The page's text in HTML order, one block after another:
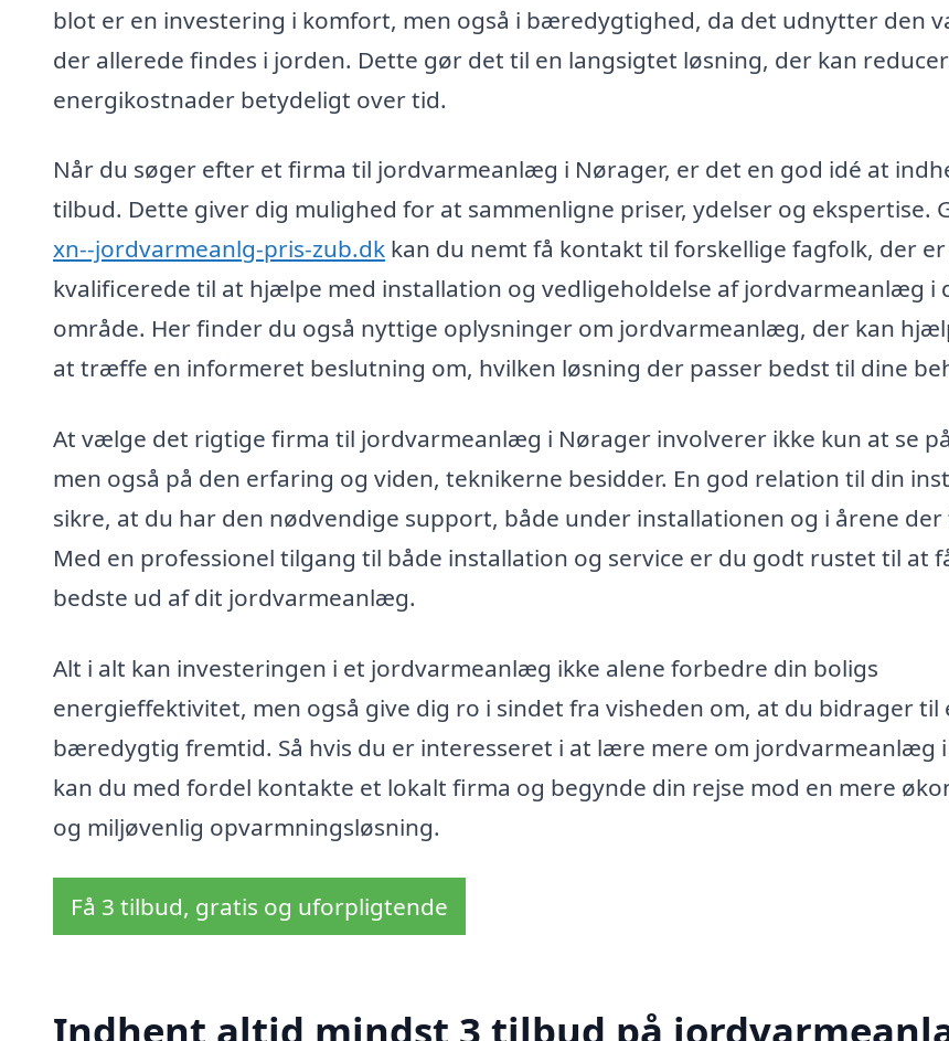
blot er en investering i komfort, men også i bæredygtighed, da det udnytter den
der allerede findes i jorden. Dette gør det til en langsigtet løsning, der kan
energikostnader betydeligt over tid.
Når du søger efter et firma til jordvarmeanlæg i Nørager, er det en god idé at
tilbud. Dette giver dig mulighed for at sammenligne priser, ydelser og ekspertise.
xn--jordvarmeanlg-pris-zub.dk kan du nemt få kontakt til forskellige fagfolk, der
kvalificerede til at hjælpe med installation og vedligeholdelse af jordvarmeanlæg i
område. Her finder du også nyttige oplysninger om jordvarmeanlæg, der kan
at træffe en informeret beslutning om, hvilken løsning der passer bedst til dine
At vælge det rigtige firma til jordvarmeanlæg i Nørager involverer ikke kun at se
men også på den erfaring og viden, teknikerne besidder. En god relation til din
sikre, at du har den nødvendige support, både under installationen og i årene der
Med en professionel tilgang til både installation og service er du godt rustet til at
bedste ud af dit jordvarmeanlæg.
Alt i alt kan investeringen i et jordvarmeanlæg ikke alene forbedre din boligs
energieffektivitet, men også give dig ro i sindet fra visheden om, at du bidrager til
bæredygtig fremtid. Så hvis du er interesseret i at lære mere om jordvarmeanlæg
kan du med fordel kontakte et lokalt firma og begynde din rejse mod en mere
og miljøvenlig opvarmningsløsning.
Få 3 tilbud, gratis og uforpligtende